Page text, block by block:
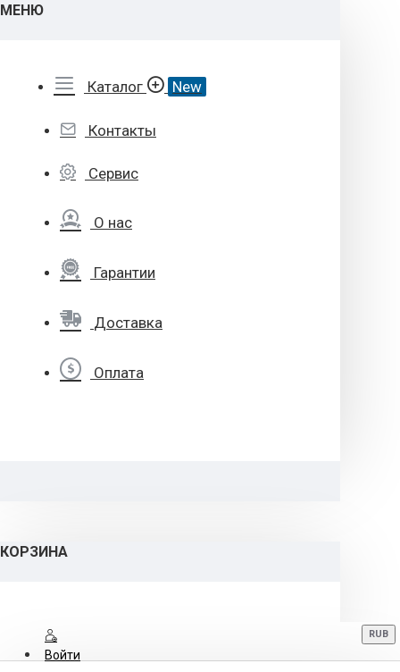
МЕНЮ
Каталог New
Контакты
Сервис
О нас
Гарантии
Доставка
Оплата
КОРЗИНА
Войти
RUB